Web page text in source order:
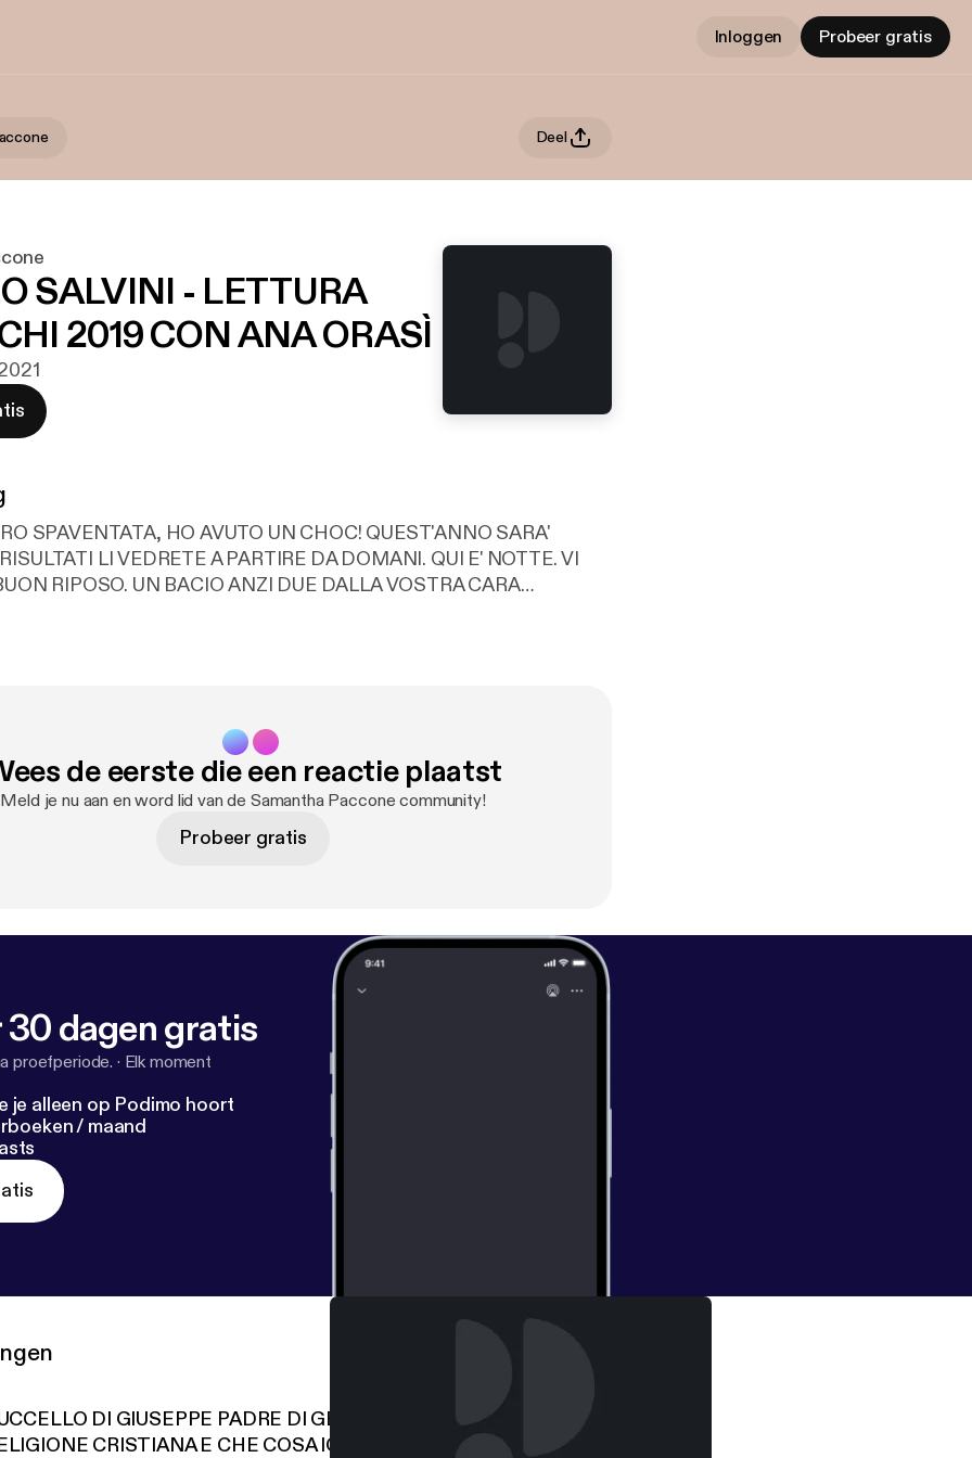
Inloggen Probeer gratis
Deel
SALVINI - LETTURA
2019 CON ANA ORASÌ
SPAVENTATA, HO AVUTO UN CHOC! QUEST'ANNO SARA'
LI VEDRETE A PARTIRE DA DOMANI. QUI E' NOTTE. VI
RIPOSO. UN BACIO ANZI DUE DALLA VOSTRA CARA
de eerste die een reactie plaatst
Meld je nu aan en word lid van de Samantha Paccone community!
Probeer gratis
30 dagen gratis
proefperiode. · Elk moment
je alleen op Podimo hoort
/ maand
DI GIUSEPPE PADRE DI GESÙ (COSA NASCONDE LA
CRISTIANA E CHE COSA IO DIETRO )